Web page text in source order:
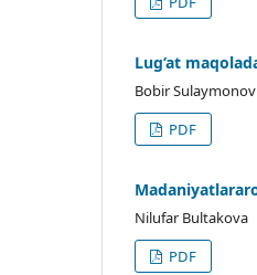
Lug‘at
Bobir Sulaymonov
PDF
Nilufar Bultakova
PDF